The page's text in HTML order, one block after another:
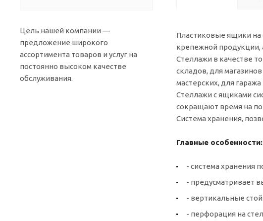
Пластиковые ящики на
крепежной продукции,
Стеллажи в качестве
складов, для
мастерских, для гаража
Стеллажи с ящиками
сокращают время на
Система хранения,
Главные особенности:
- система хранения
- предусматривает
- вертикальные
- перфорация на
Цель нашей компании —
предложение широкого
ассортимента товаров и услуг на
постоянно высоком качестве
обслуживания.